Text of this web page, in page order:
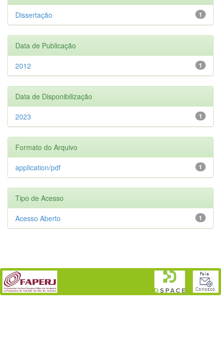
1
Dissertação
Data de Publicação
1
2012
Data de Disponibilização
1
2023
Formato do Arquivo
1
application/pdf
Tipo de Acesso
1
Acesso Aberto